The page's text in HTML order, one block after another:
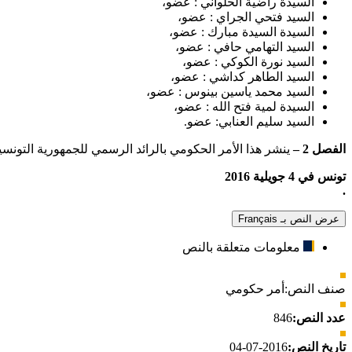
السيد فتحي الجراي : عضو،
السيدة السيدة مبارك : عضو،
السيد التهامي حافي : عضو،
السيد نورة الكوكي : عضو،
السيد الطاهر كداشي : عضو،
السيد محمد ياسين بينوس : عضو،
السيدة لمية فتح الله : عضو،
السيد سليم العنابي: عضو.
الفصل 2 – ينشر هذا الأمر الحكومي بالرائد الرسمي للجمهورية
تونس في 4 جويلية 2016
.
عرض النص بـ Français
معلومات متعلقة بالنص
صنف النص: أمر حكومي
عدد النص:846
تاريخ النص:2016-07-04